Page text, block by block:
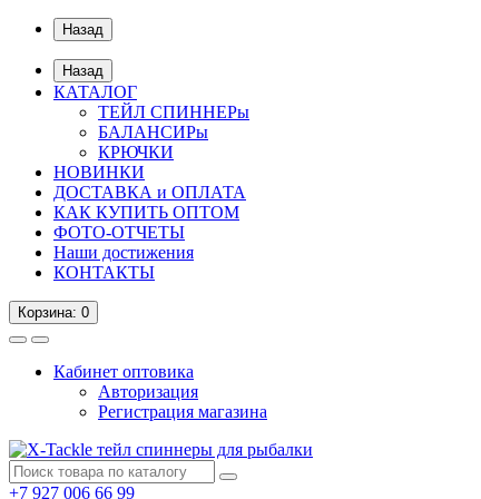
Назад
Назад
КАТАЛОГ
ТЕЙЛ СПИННЕРы
БАЛАНСИРы
КРЮЧКИ
НОВИНКИ
ДОСТАВКА и ОПЛАТА
КАК КУПИТЬ ОПТОМ
ФОТО-ОТЧЕТЫ
Наши достижения
КОНТАКТЫ
Корзина: 0
Кабинет оптовика
Авторизация
Регистрация магазина
+7 927 006 66 99